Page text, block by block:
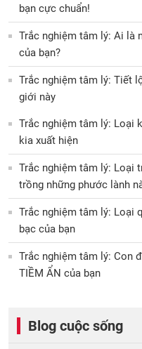
bạn cực chuẩn!
Trắc nghiệm tâm lý: Ai là
của bạn?
Trắc nghiệm tâm lý: Tiết
giới này
Trắc nghiệm tâm lý: Loại
kia xuất hiện
Trắc nghiệm tâm lý: Loại
trồng những phước lành
Trắc nghiệm tâm lý: Loại
bạc của bạn
Trắc nghiệm tâm lý: Con
TIỀM ẨN của bạn
Blog cuộc sống